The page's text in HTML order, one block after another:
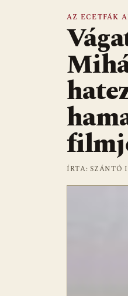
AZ ECETFÁK
ÍRTA: SZÁNTÓ